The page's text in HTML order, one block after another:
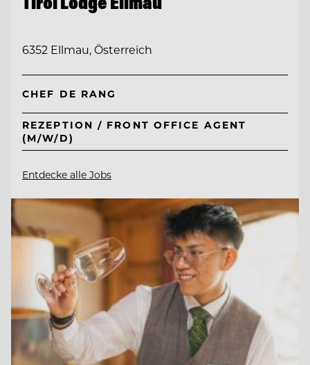
6352 Ellmau, Österreich
CHEF DE RANG
REZEPTION / FRONT OFFICE AGENT
(M/W/D)
Entdecke alle Jobs